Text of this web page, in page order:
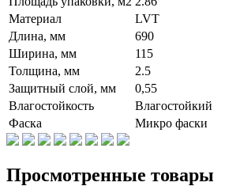
Материал
LVT
Длина, мм
690
Ширина, мм
115
Толщина, мм
2.5
Защитный слой, мм
0,55
Влагостойкость
Влагостойкий
Фаска
Микро фаски
Просмотренные товары